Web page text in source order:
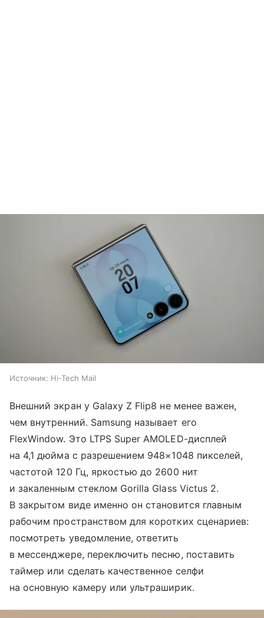
Источник: Hi-Tech Mail
Внешний экран у Galaxy Z Flip8 не менее важен,
чем внутренний. Samsung называет его
FlexWindow. Это LTPS Super AMOLED-дисплей
на 4,1 дюйма с разрешением 948×1048 пикселей,
частотой 120 Гц, яркостью до 2600 нит
и закаленным стеклом Gorilla Glass Victus 2.
В закрытом виде именно он становится главным
рабочим пространством для коротких сценариев:
посмотреть уведомление, ответить
в мессенджере, переключить песню, поставить
таймер или сделать качественное селфи
на основную камеру или ультраширик.